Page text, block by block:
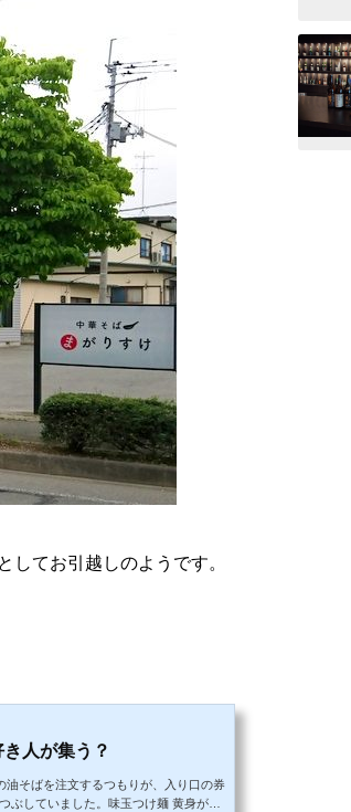
してお引越しのようです。
人が集う？
そばを注文するつもりが、入り口の券
していました。味玉つけ麺 黄身がト